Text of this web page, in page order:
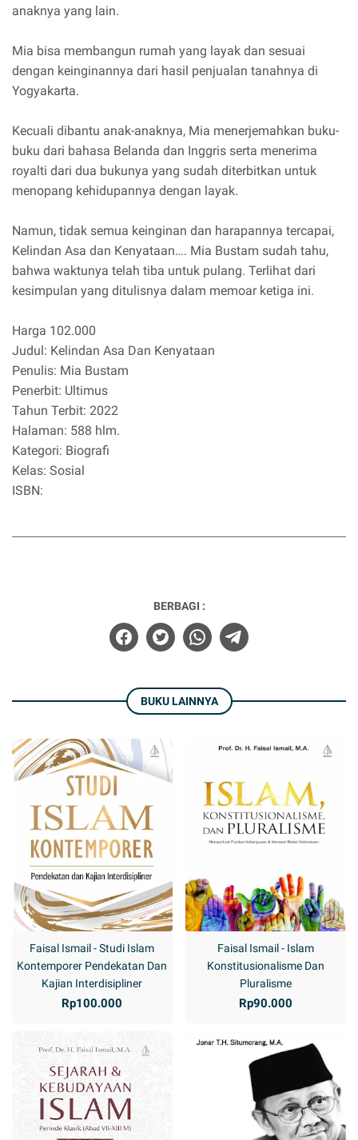
anaknya yang lain.
Mia bisa membangun rumah yang layak dan sesuai
dengan keinginannya dari hasil penjualan tanahnya di
Yogyakarta.
Kecuali dibantu anak-anaknya, Mia menerjemahkan buku-
buku dari bahasa Belanda dan Inggris serta menerima
royalti dari dua bukunya yang sudah diterbitkan untuk
menopang kehidupannya dengan layak.
Namun, tidak semua keinginan dan harapannya tercapai,
Kelindan Asa dan Kenyataan…. Mia Bustam sudah tahu,
bahwa waktunya telah tiba untuk pulang. Terlihat dari
kesimpulan yang ditulisnya dalam memoar ketiga ini.
Harga 102.000
Judul: Kelindan Asa Dan Kenyataan
Penulis: Mia Bustam
Penerbit: Ultimus
Tahun Terbit: 2022
Halaman: 588 hlm.
Kategori: Biografi
Kelas: Sosial
ISBN:
BERBAGI :
BUKU LAINNYA
Faisal Ismail - Studi Islam
Kontemporer Pendekatan Dan
Kajian Interdisipliner
Rp100.000
Faisal Ismail - Islam
Konstitusionalisme Dan
Pluralisme
Rp90.000